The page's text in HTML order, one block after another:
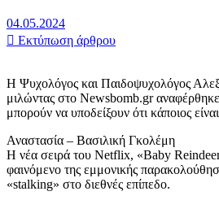
04.05.2024
Εκτύπωση άρθρου
Η Ψυχολόγος και Παιδοψυχολόγος
μιλώντας στο Newsbomb.gr
μπορούν να υποδείξουν ότι κάποιος
Αναστασία – Βασιλική Γκολέμη
Η νέα σειρά του Netflix, «Baby
φαινόμενο της εμμονικής
«stalking» στο διεθνές επίπεδο.